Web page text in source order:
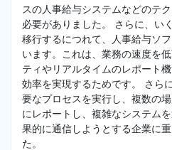
スの人事給与システムなどのテ
必要がありました。 さらに、い
移行するにつれて、人事給与ソ
います。これは、業務の速度を
ティやリアルタイムのレポート
効率を実現するためです。 さら
要なプロセスを実行し、複数の
にレポートし、複雑なシステム
果的に通信しようとする企業に
た。